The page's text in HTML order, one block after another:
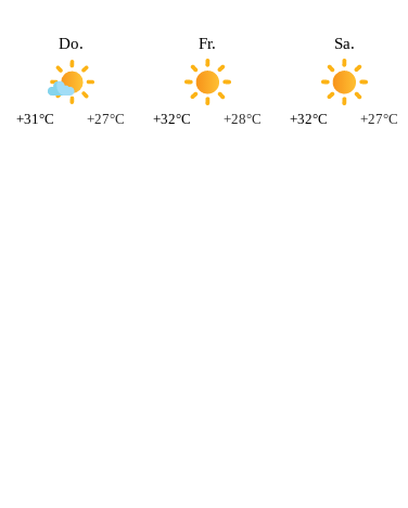
Do.
+31°C +27°C
Fr.
+32°C +28°C
Sa.
+32°C +27°C